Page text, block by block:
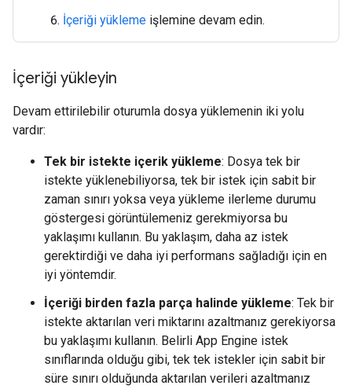
İçeriği yükleme işlemine devam edin.
İçeriği yükleyin
Devam ettirilebilir oturumla dosya yüklemenin iki yolu
vardır:
Tek bir istekte içerik yükleme: Dosya tek bir
istekte yüklenebiliyorsa, tek bir istek için sabit bir
zaman sınırı yoksa veya yükleme ilerleme durumu
göstergesi görüntülemeniz gerekmiyorsa bu
yaklaşımı kullanın. Bu yaklaşım, daha az istek
gerektirdiği ve daha iyi performans sağladığı için en
iyi yöntemdir.
İçeriği birden fazla parça halinde yükleme: Tek bir
istekte aktarılan veri miktarını azaltmanız gerekiyorsa
bu yaklaşımı kullanın. Belirli App Engine istek
sınıflarında olduğu gibi, tek tek istekler için sabit bir
süre sınırı olduğunda aktarılan verileri azaltmanız